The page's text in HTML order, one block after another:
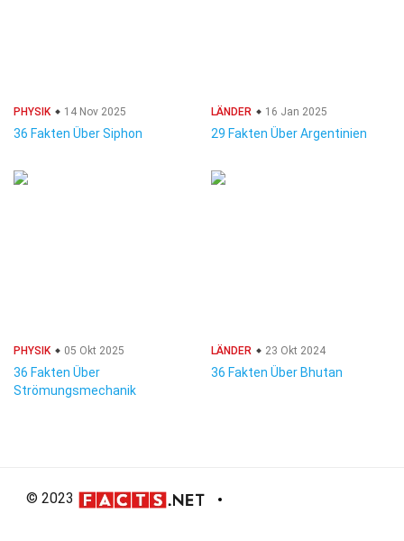
PHYSIK 14 Nov 2025
36 Fakten Über Siphon
LÄNDER 16 Jan 2025
29 Fakten Über Argentinien
PHYSIK 05 Okt 2025
36 Fakten Über
Strömungsmechanik
LÄNDER 23 Okt 2024
36 Fakten Über Bhutan
© 2023